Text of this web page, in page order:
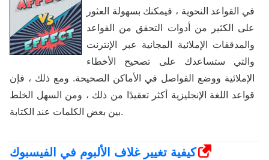
في القواعد النحوية ، فيمكنك بسهولة العثور
على الكثير من أدوات التحقق من القواعد
والمدققات الإملائية المجانية عبر الإنترنت
والتي ستساعدك على تصحيح الأخطاء
الإملائية ووضع الفواصل في الأماكن الصحيحة. ومع ذلك ، فإن
قواعد اللغة الإنجليزية أكثر تعقيدًا من ذلك ، ومن السهل الخلط
بين بعض الكلمات عند الكتابة.
كيفية تغيير غلاف الألبوم في الفيسبوك